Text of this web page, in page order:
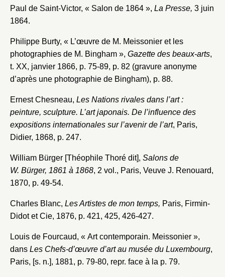
Paul de Saint-Victor, « Salon de 1864 », La Presse, 3 juin
1864.
Philippe Burty, « L’œuvre de M. Meissonier et les
photographies de M. Bingham », Gazette des beaux-arts,
t. XX, janvier 1866, p. 75-89, p. 82 (gravure anonyme
d’après une photographie de Bingham), p. 88.
Ernest Chesneau, Les Nations rivales dans l’art :
peinture, sculpture. L’art japonais. De l’influence des
expositions internationales sur l’avenir de l’art, Paris,
Didier, 1868, p. 247.
William Bürger [Théophile Thoré dit], Salons de
W. Bürger, 1861 à 1868, 2 vol., Paris, Veuve J. Renouard,
1870, p. 49-54.
Charles Blanc, Les Artistes de mon temps, Paris, Firmin-
Didot et Cie, 1876, p. 421, 425, 426-427.
Louis de Fourcaud, « Art contemporain. Meissonier »,
dans Les Chefs-d’œuvre d’art au musée du Luxembourg,
Paris, [s. n.], 1881, p. 79-80, repr. face à la p. 79.
Nouveau dossier
Créer et ajouter
Envoyer
Vous n'êtes pas encore inscrit ? Créer un compte
Vous avez oublié votre mot de passe ?Cliquez ici